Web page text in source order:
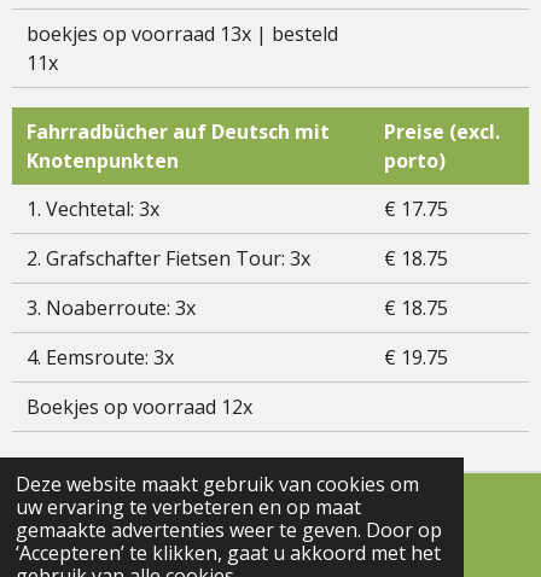
Deze website maakt gebruik van cookies om
uw ervaring te verbeteren en op maat
gemaakte advertenties weer te geven. Door op
‘Accepteren’ te klikken, gaat u akkoord met het
boekjes op voorraad 13x | besteld
11x
Fahrradbücher auf Deutsch mit
Knotenpunkten
Preise (excl.
porto)
1. Vechtetal: 3x
€ 17.75
2. Grafschafter Fietsen Tour: 3x
€ 18.75
3. Noaberroute: 3x
€ 18.75
4. Eemsroute: 3x
€ 19.75
Boekjes op voorraad 12x
© 2021 - 2025 bettymulder
Powered byJouwWeb